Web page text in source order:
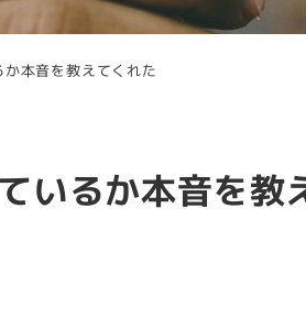
本音を教えてくれた
いるか本音を教